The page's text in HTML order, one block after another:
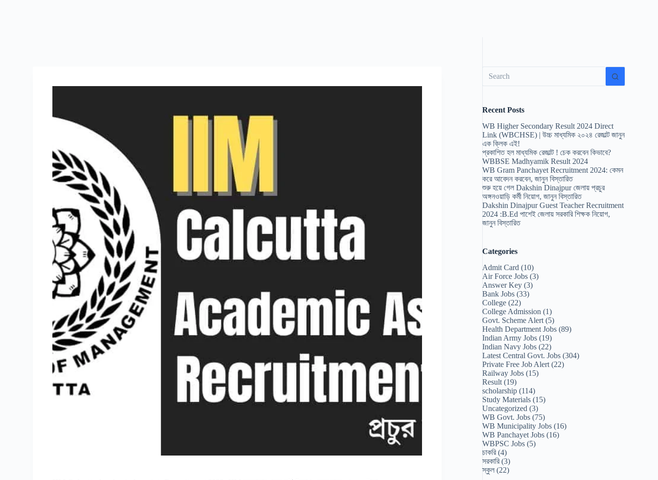
results
Recent Posts
WB Higher Secondary Result 2024 Direct
Link (WBCHSE) | উচ্চ মাধ্যমিক ২০২৪ রেজাল্ট জানুন
এক ক্লিক এই!
প্রকাশিত হল মাধ্যমিক রেজাল্ট ! চেক করবেন কিভাবে?
WBBSE Madhyamik Result 2024
WB Gram Panchayet Recruitment 2024: কেমন
করে আবেদন করবেন, জানুন বিস্তারিত
শুরু হয়ে গেল Dakshin Dinajpur জেলায় প্রচুর
অঙ্গনওয়াড়ি কর্মী নিয়োগ, জানুন বিস্তারিত
Dakshin Dinajpur Guest Teacher Recruitment
2024 :B.Ed পাশেই জেলায় সরকারি শিক্ষক নিয়োগ,
জানুন বিস্তারিত
Categories
Admit Card (10)
Air Force Jobs (3)
Answer Key (3)
Bank Jobs (33)
College (22)
College Admission (1)
Govt. Scheme Alert (5)
Health Department Jobs (89)
Indian Army Jobs (19)
Indian Navy Jobs (22)
Latest Central Govt. Jobs (304)
Private Free Job Alert (22)
Railway Jobs (15)
Result (19)
scholarship (114)
Study Materials (15)
Uncategorized (3)
WB Govt. Jobs (75)
WB Municipality Jobs (16)
WB Panchayet Jobs (16)
WBPSC Jobs (5)
চাকরি(4)
সরকারি(3)
স্কুল (22)